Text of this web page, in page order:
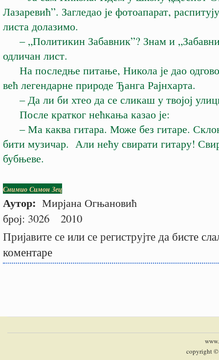
Лазаревић”. Загледао је фотоапарат,
листа долазимо.
– „Политикин Забавник”? Знам и
одличан лист.
На последње питање, Никола је дао
већ легендарне природе Ђанга Рајнхарта.
– Да ли би хтео да се сликаш у твојој
После кратког нећкања казао је:
– Ма каква гитара. Може без гитаре.
бити музичар. Али нећу свирати гитару!
бубњеве.
Снимио Симон Зец
Аутор: Мирјана Огњановић
број: 3026 2010
Пријавите сеили се региструјтеда бисте
коментаре
copyright